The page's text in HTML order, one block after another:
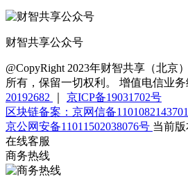
财智共享公众号
@CopyRight 2023年财智共享（北京
所有，保留一切权利。 增值电信业务
20192682
京ICP备19031702号
区块链备案：京网信备
京公网安备11011502038076号 当前版
在线客服
商务热线